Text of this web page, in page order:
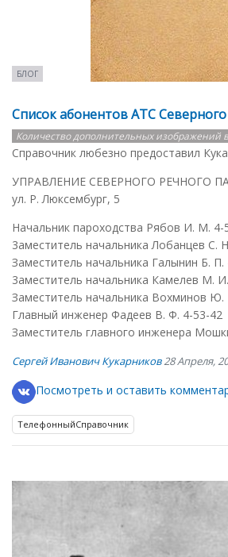
БЛОГ
Список абонентов АТС
Количество дополнительных изображений
Справочник любезно предоставил
УПРАВЛЕНИЕ СЕВЕРНОГО РЕЧНОГО
ул. Р. Люксембург, 5
Начальник пароходства Рябов И. М. 4-
3аместитель начальника Лобанцев С.
Заместитель начальника Галынин Б. П.
3аместитель начальника Камелев М.
Заместитель начальника Вохминов Ю.
Главный инженер Фадеев В. Ф. 4-53-42
Заместитель главного инженера
Сергей Иванович Кукарников28 Апреля,
Посмотреть и оставить
ТелефонныйСправочник